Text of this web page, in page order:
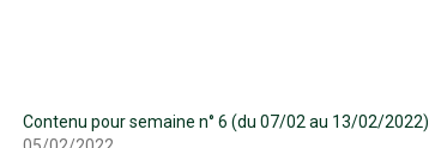
Contenu pour semaine n° 6 (du 07/02 au 13/02/2022)